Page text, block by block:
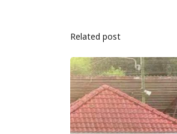
Related post